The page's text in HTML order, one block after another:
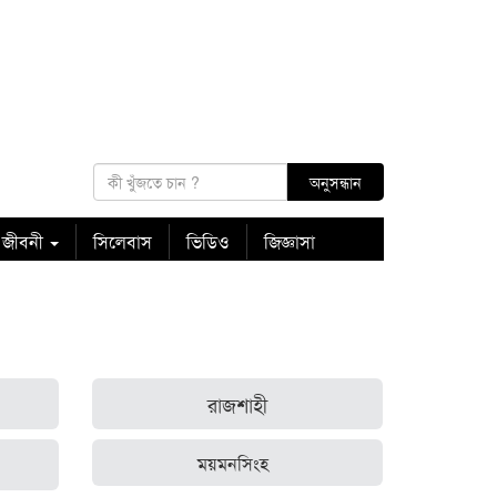
সিলেবাস ভিডিও জিজ্ঞাসা
রাজশাহী
ময়মনসিংহ